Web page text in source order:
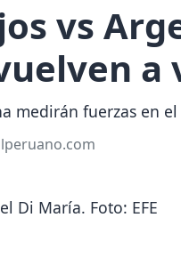
vs
a
medirán fuerzas en